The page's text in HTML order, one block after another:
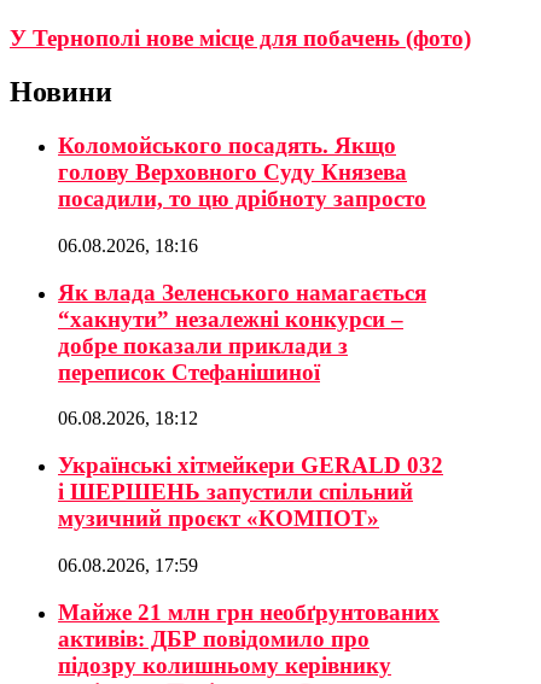
У Тернополі нове місце для побачень (фото)
Новини
Коломойського посадять. Якщо
голову Верховного Суду Князева
посадили, то цю дрібноту запросто
06.08.2026, 18:16
Як влада Зеленського намагається
“хакнути” незалежні конкурси –
добре показали приклади з
переписок Стефанішиної
06.08.2026, 18:12
Українські хітмейкери GERALD 032
і ШЕРШЕНЬ запустили спільний
музичний проєкт «КОМПОТ»
06.08.2026, 17:59
Майже 21 млн грн необґрунтованих
активів: ДБР повідомило про
підозру колишньому керівнику